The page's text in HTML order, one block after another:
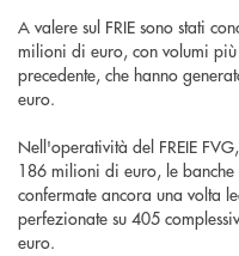
A valere sul FRIE sono stati
milioni di euro, con volumi
precedente, che hanno
euro.
Nell'operatività del FREIE
186 milioni di euro, le banche
confermate ancora una volta
perfezionate su 405
euro.